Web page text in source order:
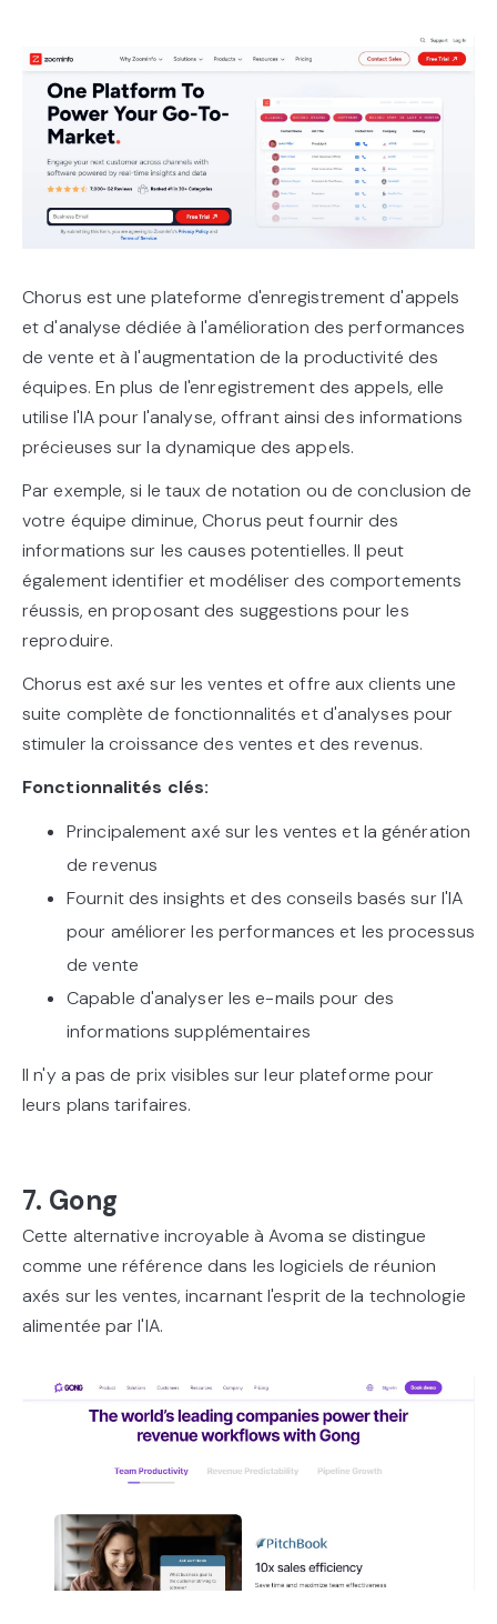
Chorus est une plateforme d'enregistrement d'appels
et d'analyse dédiée à l'amélioration des performances
de vente et à l'augmentation de la productivité des
équipes. En plus de l'enregistrement des appels, elle
utilise l'IA pour l'analyse, offrant ainsi des informations
précieuses sur la dynamique des appels.
Par exemple, si le taux de notation ou de conclusion de
votre équipe diminue, Chorus peut fournir des
informations sur les causes potentielles. Il peut
également identifier et modéliser des comportements
réussis, en proposant des suggestions pour les
reproduire.
Chorus est axé sur les ventes et offre aux clients une
suite complète de fonctionnalités et d'analyses pour
stimuler la croissance des ventes et des revenus.
Fonctionnalités clés:
Principalement axé sur les ventes et la génération
de revenus
Fournit des insights et des conseils basés sur l'IA
pour améliorer les performances et les processus
de vente
Capable d'analyser les e-mails pour des
informations supplémentaires
Il n'y a pas de prix visibles sur leur plateforme pour
leurs plans tarifaires.
7. Gong
Cette alternative incroyable à Avoma se distingue
comme une référence dans les logiciels de réunion
axés sur les ventes, incarnant l'esprit de la technologie
alimentée par l'IA.